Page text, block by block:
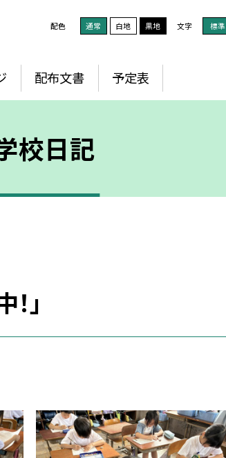
配色 通常 白地 黒地 文字 標準
配布文書 予定表
校日記
」